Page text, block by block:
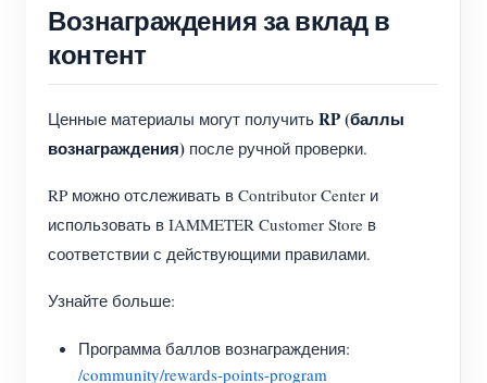
Вознаграждения за вклад в
контент
Ценные материалы могут получить RP (баллы
вознаграждения) после ручной проверки.
RP можно отслеживать в Contributor Center и
использовать в IAMMETER Customer Store в
соответствии с действующими правилами.
Узнайте больше:
Программа баллов вознаграждения:
/community/rewards-points-program